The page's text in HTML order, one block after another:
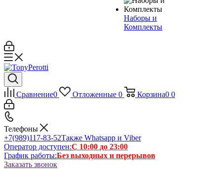
Наборы и
Комплекты
Сравнение0 Отложенные 0 Корзина0 0
Телефоны
+7(989)117-83-52Также Whatsapp и Viber
Оператор доступен:С 10:00 до 23:00
График работы:Без выходных и перерывов
Заказать звонок